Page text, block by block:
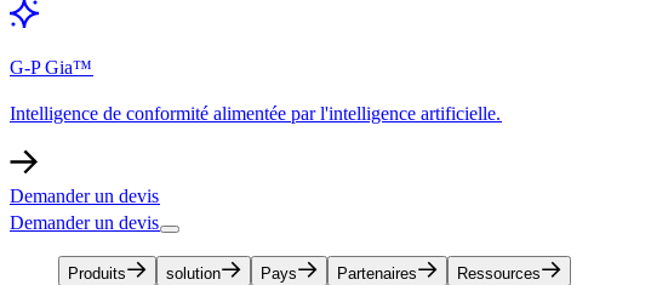
G-P Gia™​​
Intelligence de conformité alimentée par l'intelligence artificielle.​​
Demander un devis​​
Demander un devis​​
Produits​​ solution​​ Pays​​ Partenaires​​ Ressources​​